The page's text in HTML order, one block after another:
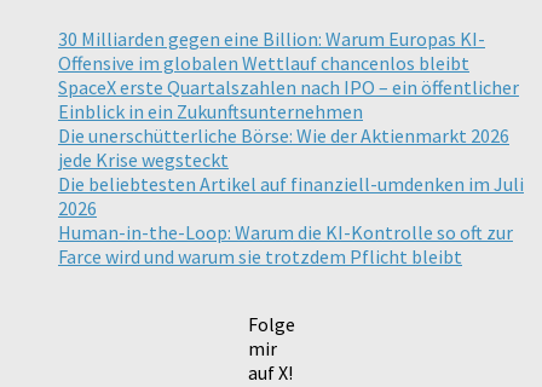
30 Milliarden gegen eine Billion: Warum Europas KI-
Offensive im globalen Wettlauf chancenlos bleibt
SpaceX erste Quartalszahlen nach IPO – ein öffentlicher
Einblick in ein Zukunftsunternehmen
Die unerschütterliche Börse: Wie der Aktienmarkt 2026
jede Krise wegsteckt
Die beliebtesten Artikel auf finanziell-umdenken im Juli
2026
Human-in-the-Loop: Warum die KI-Kontrolle so oft zur
Farce wird und warum sie trotzdem Pflicht bleibt
Folge
mir
auf X!